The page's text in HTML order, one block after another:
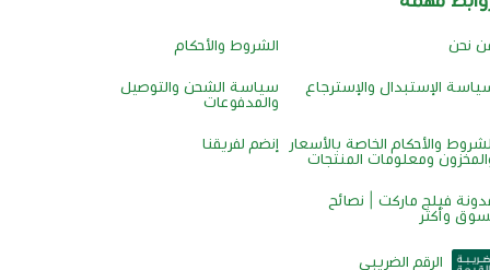
نحن الشروط والأحكام
الإستبدال والإسترجاع
سياسة الشحن والتوصيل
والمدفوعات
والأحكام الخاصة بالأسعار
ومعلومات المنتجات
إنضم لفريقنا
فيلج ماركت | نصائح
وأكثر
الرقم الضريبي